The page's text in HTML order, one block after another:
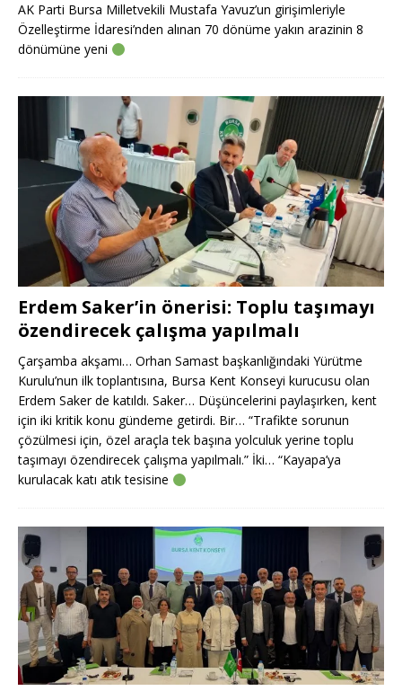
AK Parti Bursa Milletvekili Mustafa Yavuz’un girişimleriyle
Özelleştirme İdaresi’nden alınan 70 dönüme yakın arazinin 8
dönümüne yeni
Erdem Saker’in önerisi: Toplu taşımayı
özendirecek çalışma yapılmalı
Çarşamba akşamı… Orhan Samast başkanlığındaki Yürütme
Kurulu’nun ilk toplantısına, Bursa Kent Konseyi kurucusu olan
Erdem Saker de katıldı. Saker… Düşüncelerini paylaşırken, kent
için iki kritik konu gündeme getirdi. Bir… “Trafikte sorunun
çözülmesi için, özel araçla tek başına yolculuk yerine toplu
taşımayı özendirecek çalışma yapılmalı.” İki… “Kayapa’ya
kurulacak katı atık tesisine